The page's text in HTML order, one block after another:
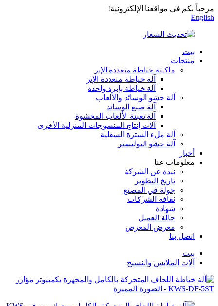
مرحباً بكم في مواقعنا الإلكترونية!
English
بيت
منتجات
ماكينة خياطة متعددة الإبر
آلة خياطة متعددة الإبر
آلة خياطة بإبرة واحدة
آلة حشو الوسائد والألعاب
آلة صنع الوسائد
آلة تعبئة الألعاب المحشوة
آلات إنتاج المنسوجات المنزلية الأخرى
آلة ملء السترة السفلية
آلة حشو البوليستر
أخبار
معلومات عنا
نبذة عن الشركة
تاريخ التطوير
جولة في المصنع
ثقافة الشركات
شهادة
حالة العميل
معرض المعرض
اتصل بنا
بيت
آلات الملابس والنسيج